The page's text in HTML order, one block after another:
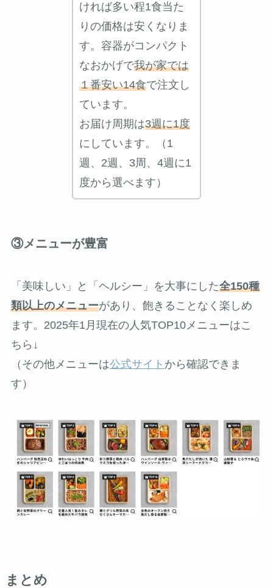
ければ多い程1食当た
りの価格は安くなりま
す。容器がコンパクト
なおかげで我が家では
１番安い14食で注文し
ています。
お届け周期は3週に1度
にしています。（1
週、2週、3周、4週に1
度から選べます）
③メニューが豊富
「美味しい」と「ヘルシー」を大事にした全150種
類以上のメニューがあり、飽きることなく楽しめ
ます。2025年1月現在の人気TOP10メニューはこ
ちら↓
（その他メニューは公式サイト から確認できま
す）
まとめ